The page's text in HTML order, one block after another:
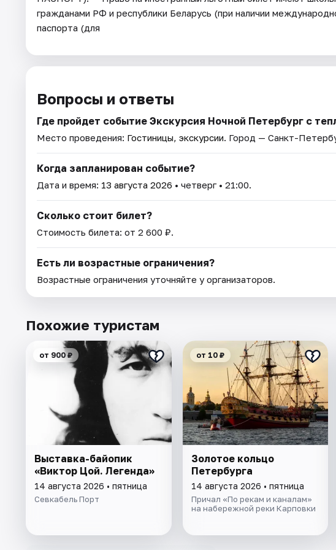
гражданами РФ и республики Беларусь (при наличии
паспорта (для
Вопросы и ответы
Где пройдет событие Экскурсия Ночной Петербург с
Место проведения: Гостиницы, экскурсии. Город — Санкт-
Когда запланирован событие?
Дата и время: 13 августа 2026 • четверг • 21:00.
Сколько стоит билет?
Стоимость билета: от 2 600 ₽.
Есть ли возрастные ограничения?
Возрастные ограничения уточняйте у организаторов.
Похожие туристам
от 900 ₽
Выставка-байопик
«Виктор Цой. Легенда»
14 августа 2026 • пятница
Севкабель Порт
от 10 ₽
Золотое кольцо
Петербурга
14 августа 2026 • пятница
Причал «По рекам и каналам»
на набережной реки Карповки